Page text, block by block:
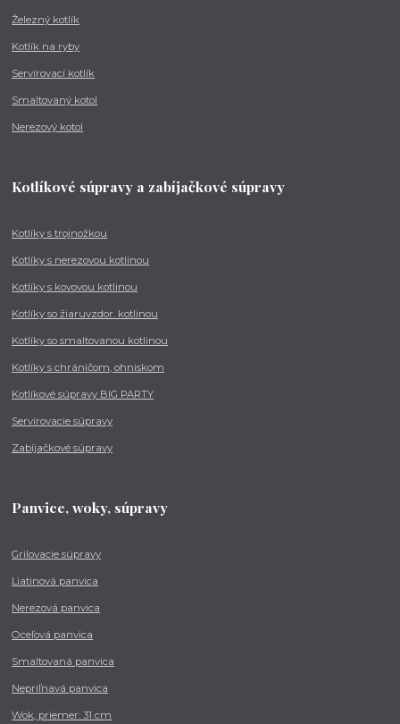
Železný kotlík
Kotlík na ryby
Servírovací kotlík
Smaltovaný kotol
Nerezový kotol
Kotlíkové súpravy a zabíjačkové súpravy
Kotlíky s trojnožkou
Kotlíky s nerezovou kotlinou
Kotlíky s kovovou kotlinou
Kotlíky so žiaruvzdor. kotlinou
Kotlíky so smaltovanou kotlinou
Kotlíky s chráničom, ohniskom
Kotlíkové súpravy BIG PARTY
Servírovacie súpravy
Zabíjačkové súpravy
Panvice, woky, súpravy
Grilovacie súpravy
Liatinová panvica
Nerezová panvica
Oceľová panvica
Smaltovaná panvica
Nepriľnavá panvica
Wok, priemer: 31 cm